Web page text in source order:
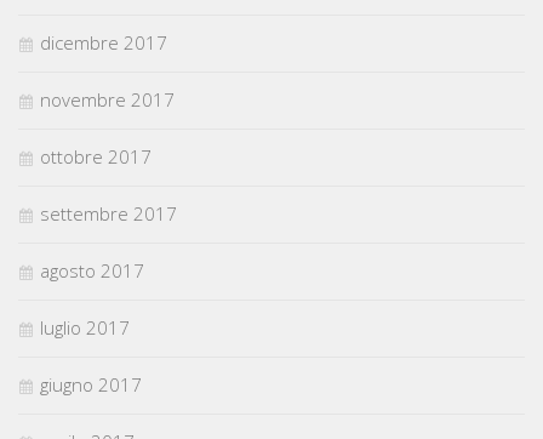
dicembre 2017
novembre 2017
ottobre 2017
settembre 2017
agosto 2017
luglio 2017
giugno 2017